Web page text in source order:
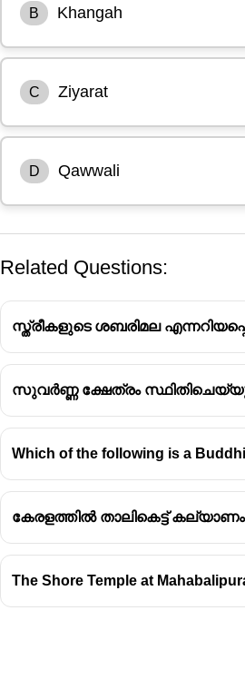
B Khangah
C Ziyarat
D Qawwali
Related Questions:
സ്ത്രീകളുടെ ശബരിമല
സുവർണ്ണ ക്ഷേത്രം
Which of the following is a
കേരളത്തിൽ താലികെട്ട്
The Shore Temple at